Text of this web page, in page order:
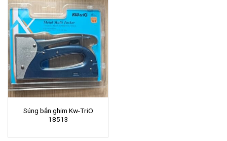
Súng bắn ghim Kw-TriO
18513